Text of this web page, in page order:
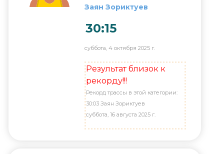
Заян Зориктуев
30:15
суббота, 4 октября 2025 г.
Результат близок к
рекорду!!!
Рекорд трассы в этой категории:
30:03 Заян Зориктуев
суббота, 16 августа 2025 г.